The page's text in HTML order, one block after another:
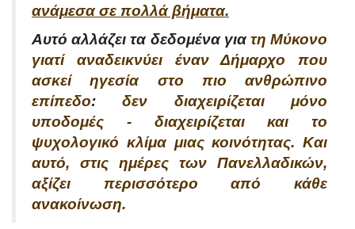
ανάμεσα σε πολλά βήματα.
Αυτό αλλάζει τα δεδομένα γιατη Μύκονο
γιατί αναδεικνύει έναν Δήμαρχο που
ασκεί ηγεσία στο πιο ανθρώπινο
επίπεδο:δεν διαχειρίζεται μόνο
υποδομές - διαχειρίζεται και το
ψυχολογικό κλίμα μιας κοινότητας. Και
αυτό, στις ημέρες των Πανελλαδικών,
αξίζει περισσότερο από κάθε
ανακοίνωση.